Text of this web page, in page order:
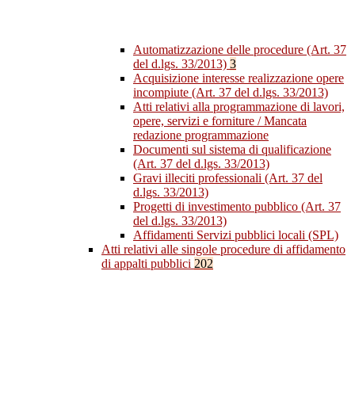
Automatizzazione delle procedure (Art. 37
del d.lgs. 33/2013) 3
Acquisizione interesse realizzazione opere
incompiute (Art. 37 del d.lgs. 33/2013)
Atti relativi alla programmazione di lavori,
opere, servizi e forniture / Mancata
redazione programmazione
Documenti sul sistema di qualificazione
(Art. 37 del d.lgs. 33/2013)
Gravi illeciti professionali (Art. 37 del
d.lgs. 33/2013)
Progetti di investimento pubblico (Art. 37
del d.lgs. 33/2013)
Affidamenti Servizi pubblici locali (SPL)
Atti relativi alle singole procedure di affidamento
di appalti pubblici 202